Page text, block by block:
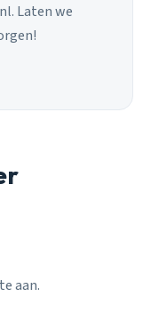
Laten we
aan.